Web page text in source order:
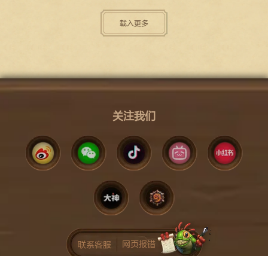
载入更多
关注我们
联系客服 网页报错